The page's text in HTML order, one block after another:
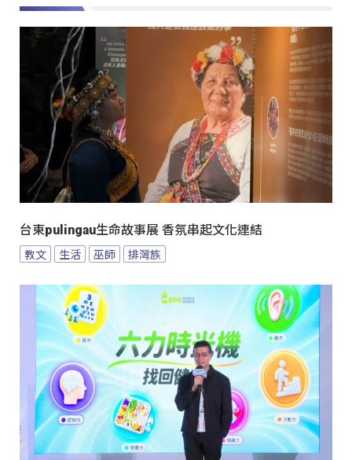
台東pulingau生命故事展 香氛串起文化連結
教文 生活 巫師 排灣族